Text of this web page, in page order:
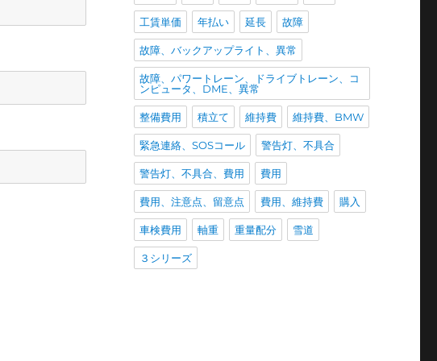
工賃単価 年払い 延長 故障
故障、バックアップライト、異常
故障、パワートレーン、ドライブトレーン、コ
ンピュータ、DME、異常
整備費用 積立て 維持費 維持費、BMW
緊急連絡、SOSコール 警告灯、不具合
警告灯、不具合、費用 費用
費用、注意点、留意点 費用、維持費 購入
車検費用 軸重 重量配分 雪道
３シリーズ